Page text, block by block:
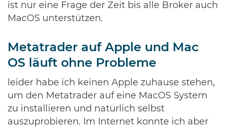
ist nur eine Frage der Zeit bis alle Broker auch
MacOS unterstützen.
Metatrader auf Apple und Mac
OS läuft ohne Probleme
leider habe ich keinen Apple zuhause stehen,
um den Metatrader auf eine MacOS System
zu installieren und natürlich selbst
auszuprobieren. Im Internet konnte ich aber